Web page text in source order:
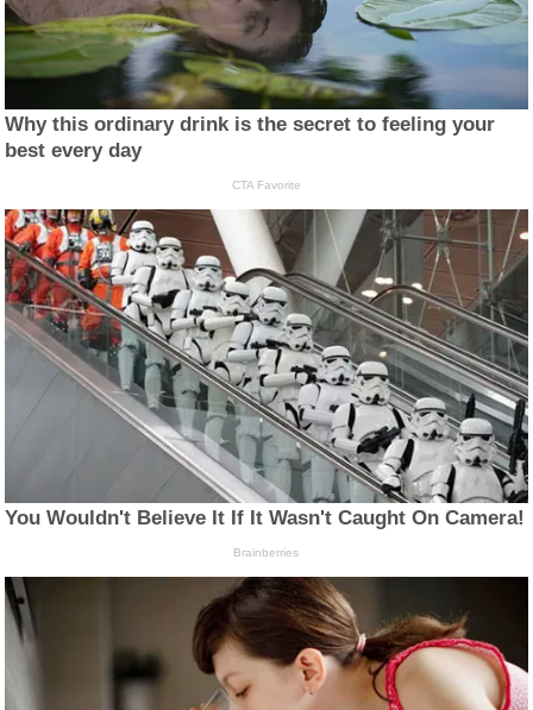
Why this ordinary drink is the secret to feeling your
best every day
CTA Favorite
You Wouldn't Believe It If It Wasn't Caught On Camera!
Brainberries